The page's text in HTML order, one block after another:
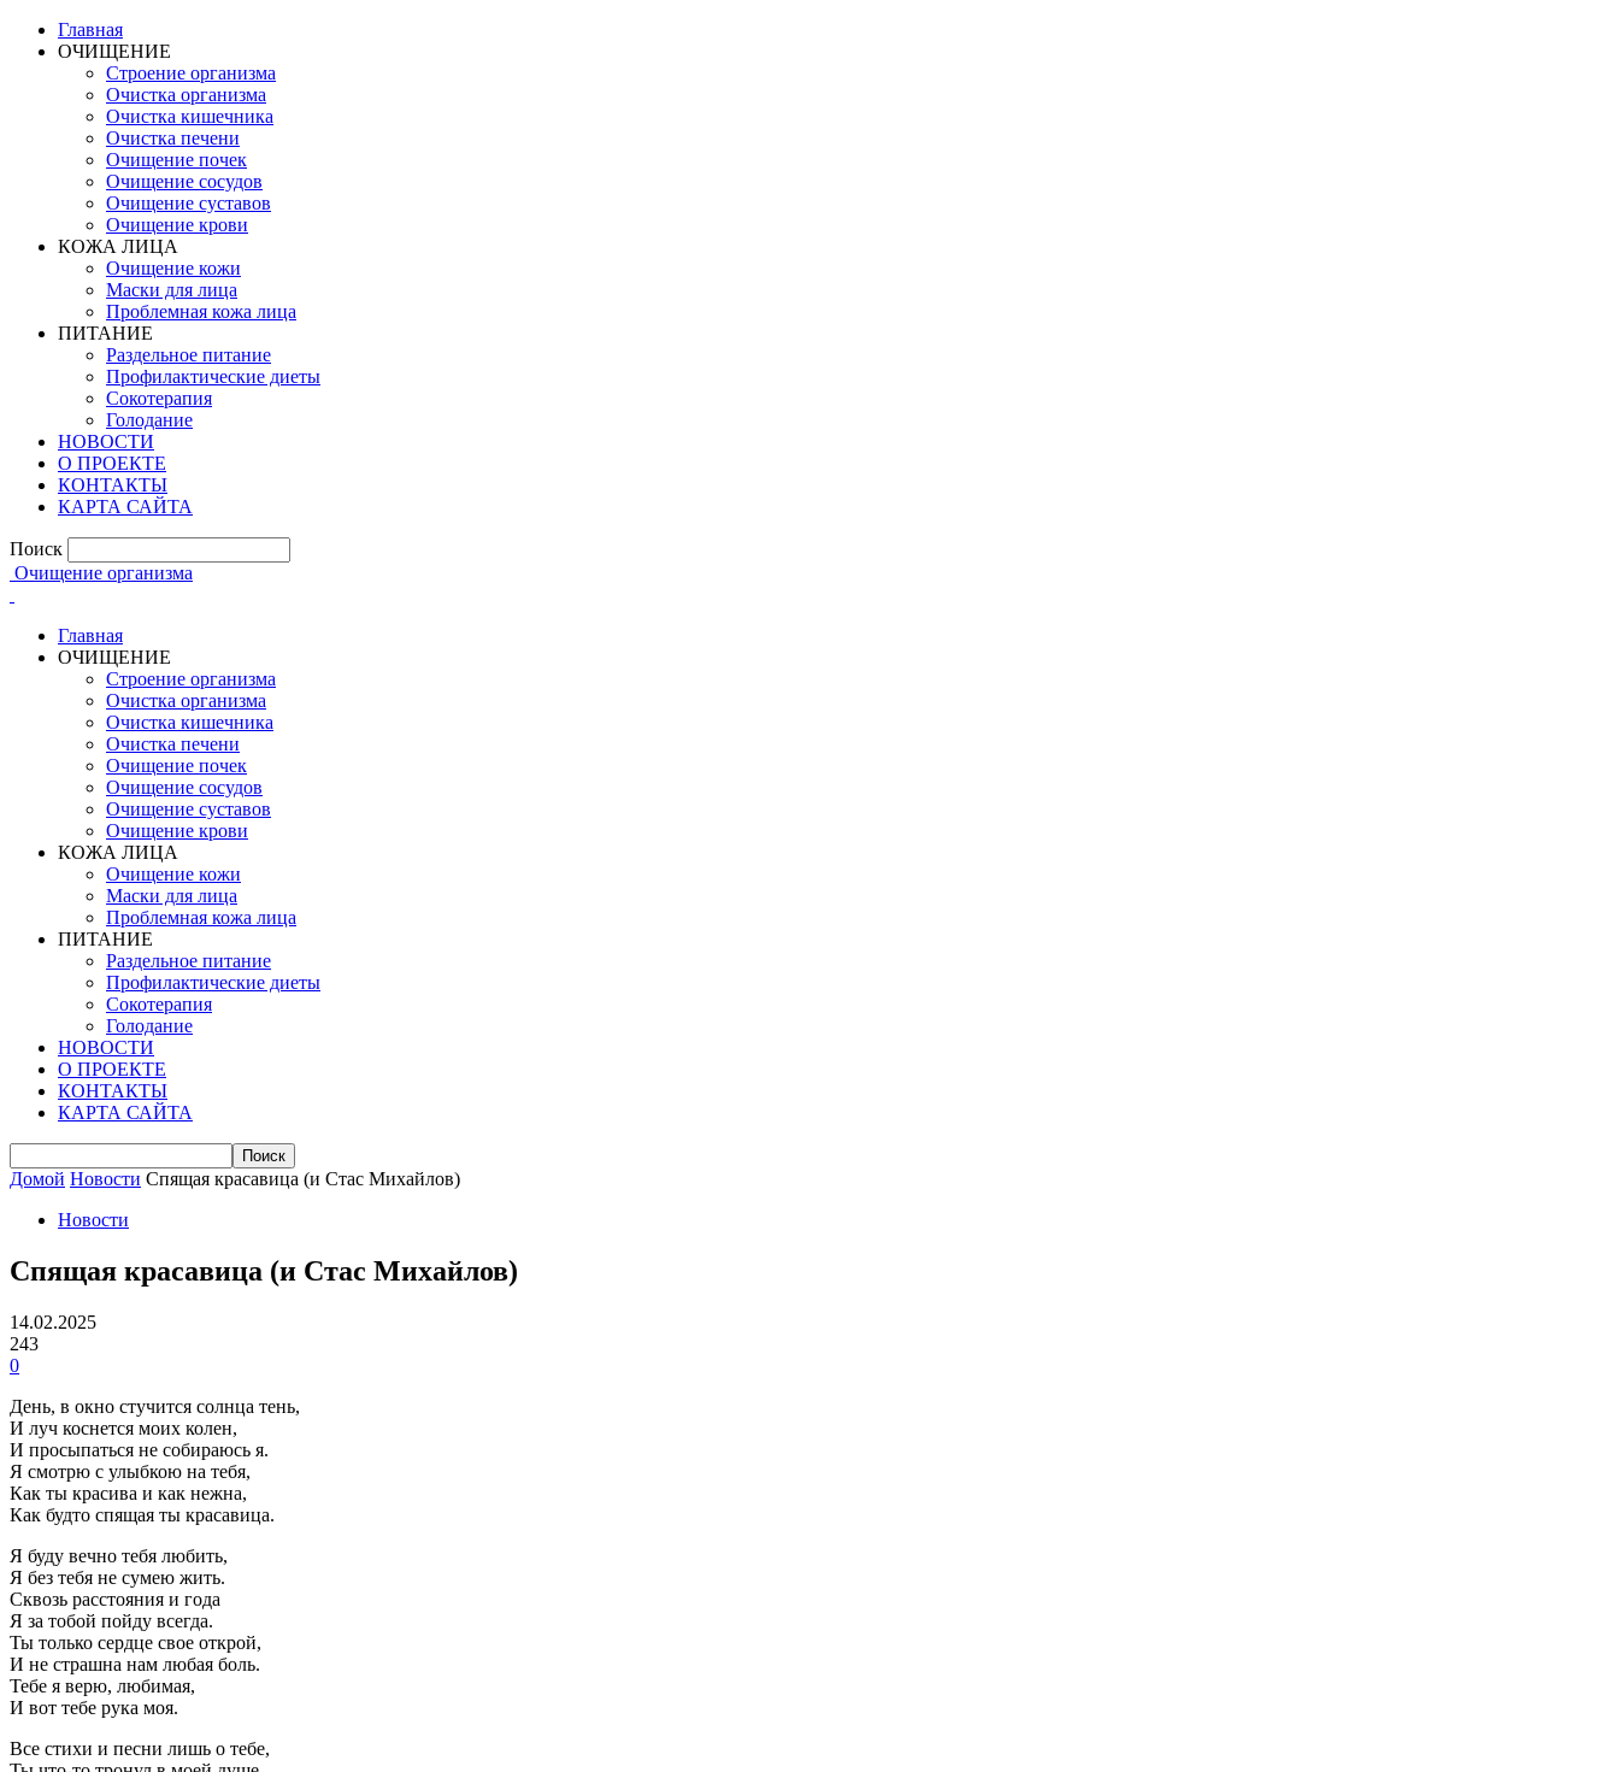
Главная
ОЧИЩЕНИЕ
Строение организма
Очистка организма
Очистка кишечника
Очистка печени
Очищение почек
Очищение сосудов
Очищение суставов
Очищение крови
КОЖА ЛИЦА
Очищение кожи
Маски для лица
Проблемная кожа лица
ПИТАНИЕ
Раздельное питание
Профилактические диеты
Сокотерапия
Голодание
НОВОСТИ
О ПРОЕКТЕ
КОНТАКТЫ
КАРТА САЙТА
Поиск
Очищение организма
Главная
ОЧИЩЕНИЕ
Строение организма
Очистка организма
Очистка кишечника
Очистка печени
Очищение почек
Очищение сосудов
Очищение суставов
Очищение крови
КОЖА ЛИЦА
Очищение кожи
Маски для лица
Проблемная кожа лица
ПИТАНИЕ
Раздельное питание
Профилактические диеты
Сокотерапия
Голодание
НОВОСТИ
О ПРОЕКТЕ
КОНТАКТЫ
КАРТА САЙТА
Домой Новости Спящая красавица (и Стас Михайлов)
Новости
Спящая красавица (и Стас Михайлов)
14.02.2025
243
0
День, в окно стучится солнца тень,
И луч коснется моих колен,
И просыпаться не собираюсь я.
Я смотрю с улыбкою на тебя,
Как ты красива и как нежна,
Как будто спящая ты красавица.
Я буду вечно тебя любить,
Я без тебя не сумею жить.
Сквозь расстояния и года
Я за тобой пойду всегда.
Ты только сердце свое открой,
И не страшна нам любая боль.
Тебе я верю, любимая,
И вот тебе рука моя.
Все стихи и песни лишь о тебе,